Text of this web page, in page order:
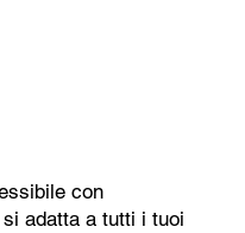
con
adatta a tutti i tuoi